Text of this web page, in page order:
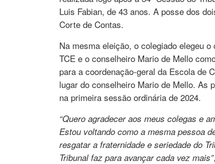
Luis Fabian, de 43 anos. A posse dos
Corte de Contas.
Na mesma eleição, o colegiado elegeu
TCE e o conselheiro Mario de Mello
para a coordenação-geral da Escola de
lugar do conselheiro Mario de Mello. As
na primeira sessão ordinária de 2024.
“Quero agradecer aos meus colegas e
Estou voltando como a mesma pessoa
resgatar a fraternidade e seriedade do
Tribunal faz para avançar cada vez mais”